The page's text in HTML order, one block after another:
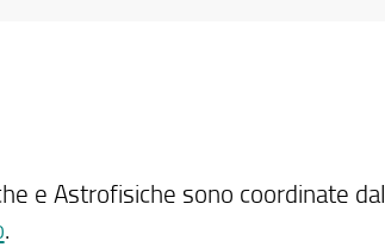
e Astrofisiche sono coordinate dal
.